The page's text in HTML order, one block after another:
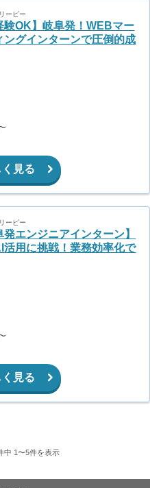
ーピー
験OK】岐阜発！WEBマー
ングインターンで圧倒的成
見る
ーピー
発エンジニアインターン】
活用に挑戦！業務効率化で
見る
中 1〜5件を表示